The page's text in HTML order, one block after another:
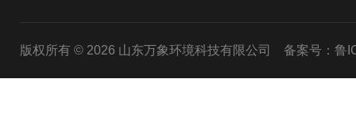
版权所有 © 2026 山东万象环境科技有限公司 备案号：鲁